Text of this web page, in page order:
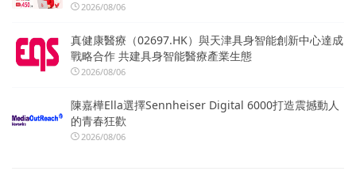
2026/08/06
真健康醫療（02697.HK）與天津具身智能創新中心達成
戰略合作 共建具身智能醫療產業生態
2026/08/06
陳嘉樺Ella選擇Sennheiser Digital 6000打造震撼動人
的青春狂歡
2026/08/06